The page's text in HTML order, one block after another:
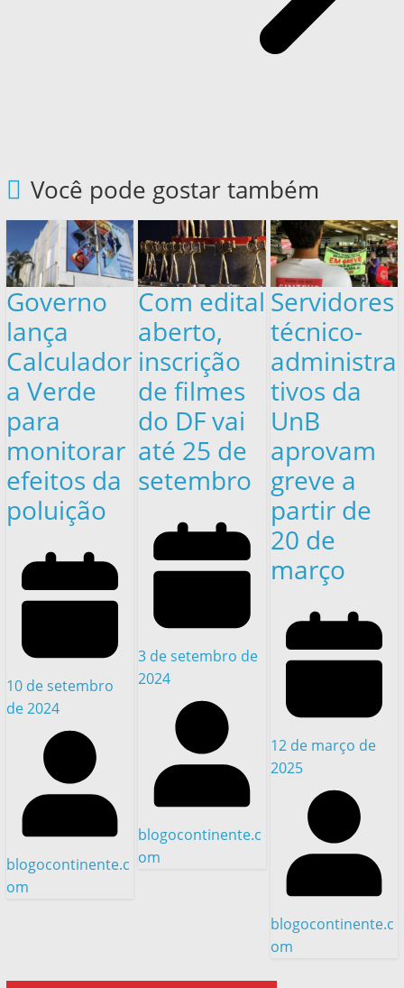
Você pode gostar também
Governo
lança
Calculador
a Verde
para
monitorar
efeitos da
poluição
10 de setembro
de 2024
blogocontinente.c
om
Com edital
aberto,
inscrição
de filmes
do DF vai
até 25 de
setembro
3 de setembro de
2024
blogocontinente.c
om
Servidores
técnico-
administra
tivos da
UnB
aprovam
greve a
partir de
20 de
março
12 de março de
2025
blogocontinente.c
om